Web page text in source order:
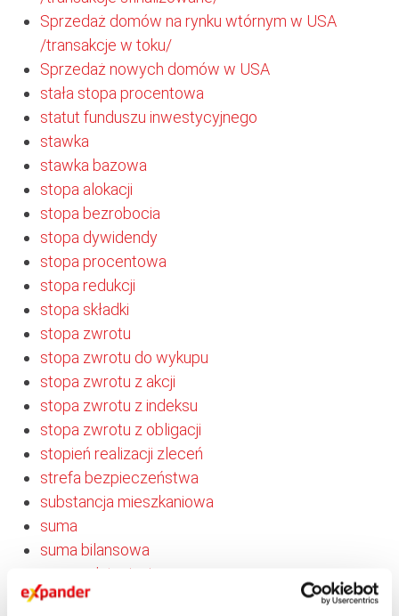
Sprzedaż domów na rynku wtórnym w USA
/transakcje w toku/
Sprzedaż nowych domów w USA
stała stopa procentowa
statut funduszu inwestycyjnego
stawka
stawka bazowa
stopa alokacji
stopa bezrobocia
stopa dywidendy
stopa procentowa
stopa redukcji
stopa składki
stopa zwrotu
stopa zwrotu do wykupu
stopa zwrotu z akcji
stopa zwrotu z indeksu
stopa zwrotu z obligacji
stopień realizacji zleceń
strefa bezpieczeństwa
substancja mieszkaniowa
suma
suma bilansowa
suma odstąpienia
system kursu jednolitego